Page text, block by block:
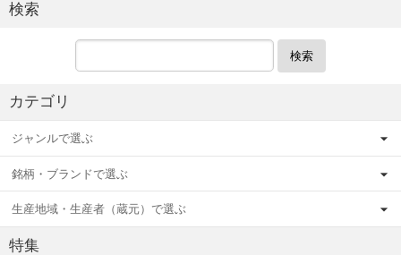
検索
検索
カテゴリ
ジャンルで選ぶ
銘柄・ブランドで選ぶ
生産地域・生産者（蔵元）で選ぶ
特集